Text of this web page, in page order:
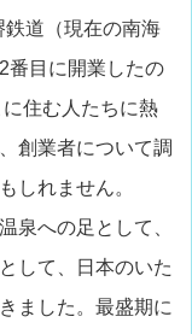
道（現在の南海
番目に開業したの
住む人たちに熱
創業者について調
しれません。
泉への足として、
して、日本のいた
ました。最盛期に